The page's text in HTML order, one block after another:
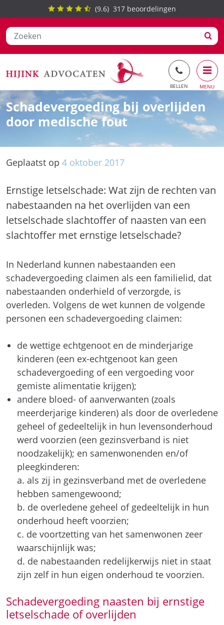
Ga
naar
de
(9.6) 317 beoordelingen
Schadevergoeding bij overlijden
door medische fout
Geplaatst op 4 oktober 2017
Ernstige letselschade: Wat zijn de rechten van
nabestaanden na het overlijden van een
letselschade slachtoffer of naasten van een
slachtoffer met ernstige letselschade?
In Nederland kunnen nabestaanden een
schadevergoeding claimen als een familielid, dat
nabestaanden onderhield of verzorgde, is
overleden. Volgens de wet kunnen de volgende
personen een schadevergoeding claimen:
de wettige echtgenoot en de minderjarige
kinderen (een ex-echtgenoot kan geen
schadevergoeding of een vergoeding voor
gemiste alimentatie krijgen);
andere bloed- of aanverwanten (zoals
meerderjarige kinderen) als door de overledene
geheel of gedeeltelijk in hun levensonderhoud
werd voorzien (een gezinsverband is niet
noodzakelijk); en samenwonenden en/of
pleegkinderen:
a. als zij in gezinsverband met de overledene
hebben samengewoond;
b. de overledene geheel of gedeeltelijk in hun
onderhoud heeft voorzien;
c. de voortzetting van het samenwonen zeer
waarschijnlijk was;
d. de nabestaanden redelijkerwijs niet in staat
zijn zelf in hun eigen onderhoud te voorzien.
Schadevergoeding naasten bij ernstige
letselschade of overlijden